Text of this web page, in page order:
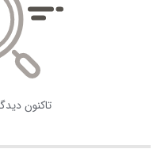
تاکنون